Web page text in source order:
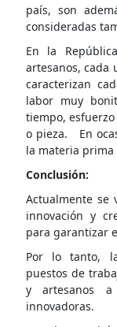
país, son
consideradas
En la
artesanos, cada
caracterizan
labor muy
tiempo,
o pieza. En
la materia prima
Conclusión:
Actualmente se
innovación y
para garantizar
Por lo tanto,
puestos de
y artesanos
innovadoras.